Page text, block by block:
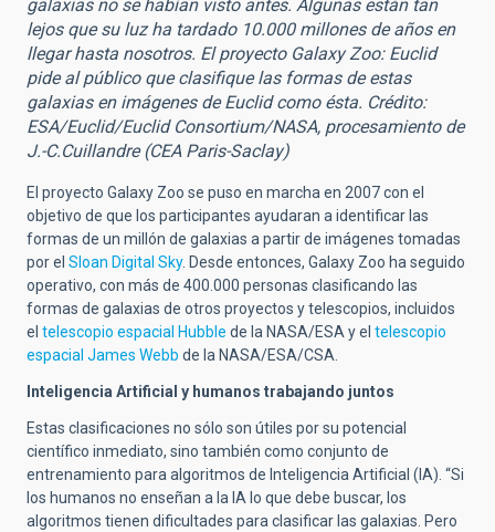
galaxias no se habían visto antes. Algunas están tan
lejos que su luz ha tardado 10.000 millones de años en
llegar hasta nosotros. El proyecto Galaxy Zoo: Euclid
pide al público que clasifique las formas de estas
galaxias en imágenes de Euclid como ésta. Crédito:
ESA/Euclid/Euclid Consortium/NASA, procesamiento de
J.-C.Cuillandre (CEA Paris-Saclay)
El proyecto Galaxy Zoo se puso en marcha en 2007 con el
objetivo de que los participantes ayudaran a identificar las
formas de un millón de galaxias a partir de imágenes tomadas
por el Sloan Digital Sky. Desde entonces, Galaxy Zoo ha seguido
operativo, con más de 400.000 personas clasificando las
formas de galaxias de otros proyectos y telescopios, incluidos
el telescopio espacial Hubble de la NASA/ESA y el telescopio
espacial James Webb de la NASA/ESA/CSA.
Inteligencia Artificial y humanos trabajando juntos
Estas clasificaciones no sólo son útiles por su potencial
científico inmediato, sino también como conjunto de
entrenamiento para algoritmos de Inteligencia Artificial (IA). “Si
los humanos no enseñan a la IA lo que debe buscar, los
algoritmos tienen dificultades para clasificar las galaxias. Pero